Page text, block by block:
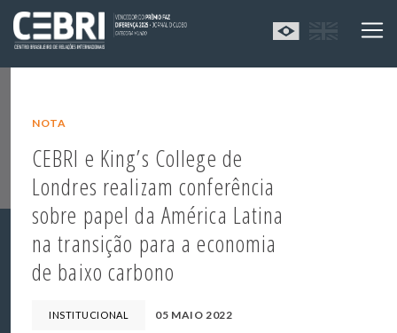
NOTA
CEBRI e King’s College de
Londres realizam conferência
sobre papel da América Latina
na transição para a economia
de baixo carbono
INSTITUCIONAL 05 MAIO 2022